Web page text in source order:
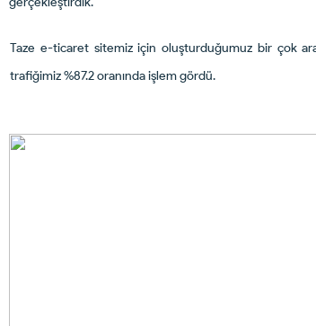
Taze e-ticaret sitemiz için oluşturduğumuz bir çok
trafiğimiz %87.2 oranında işlem gördü.